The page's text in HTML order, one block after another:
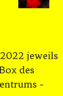
2022 jeweils
des
-